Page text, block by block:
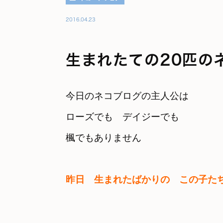
2016.04.23
生まれたての20匹の
今日のネコブログの主人公は
ローズでも　デイジーでも
楓でもありません
昨日　生まれたばかりの　この子た